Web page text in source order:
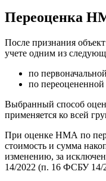
Переоценка
После признания
учете одним из
по
по переоцененной
Выбранный способ
применяется ко всей
При оценке НМА по
стоимость и сумма
изменению, за
14/2022 (п. 16 ФСБУ 14/